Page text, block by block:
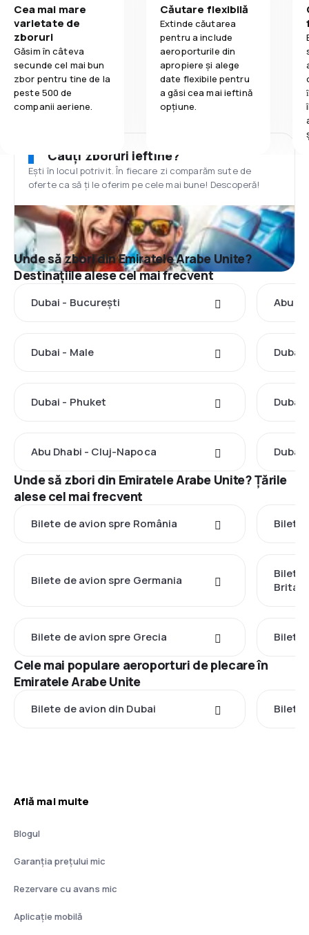
Cea mai mare
varietate de
zboruri
Găsim în câteva
secunde cel mai bun
zbor pentru tine de la
peste 500 de
companii aeriene.
Căutare flexibilă
Extinde căutarea
pentru a include
aeroporturile din
apropiere și alege
date flexibile pentru
a găsi cea mai ieftină
opțiune.
Cauți zboruri ieftine?
Ești în locul potrivit. În fiecare zi comparăm sute de
oferte ca să ți le oferim pe cele mai bune! Descoperă!
Unde să zbori din Emiratele Arabe Unite?
Destinațiile alese cel mai frecvent
Dubai - București Abu
Dubai - Male Dubai
Dubai - Phuket Dubai
Abu Dhabi - Cluj-Napoca Dubai
Unde să zbori din Emiratele Arabe Unite? Țările
alese cel mai frecvent
Bilete de avion spre România Bilete
Bilete de avion spre Germania
Bilete
Bilete de avion spre Grecia Bilete
Cele mai populare aeroporturi de plecare în
Emiratele Arabe Unite
Bilete de avion din Dubai Bilete
Află mai multe
Blogul
Garanția prețului mic
Rezervare cu avans mic
Aplicație mobilă